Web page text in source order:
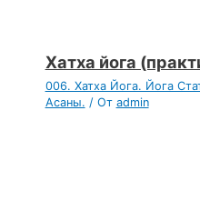
Хатха йога
006. Хатха Йога. Йога
Асаны. / От admin